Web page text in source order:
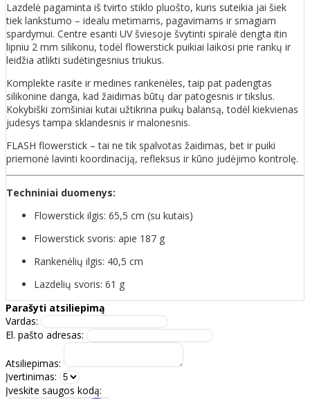
Lazdelė pagaminta iš tvirto stiklo pluošto, kuris suteikia jai šiek
tiek lankstumo – idealu metimams, pagavimams ir smagiam
spardymui. Centre esanti UV šviesoje švytinti spiralė dengta itin
lipniu 2 mm silikonu, todėl flowerstick puikiai laikosi prie rankų ir
leidžia atlikti sudėtingesnius triukus.
Komplekte rasite ir medines rankenėles, taip pat padengtas
silikonine danga, kad žaidimas būtų dar patogesnis ir tikslus.
Kokybiški zomšiniai kutai užtikrina puikų balansą, todėl kiekvienas
judesys tampa sklandesnis ir malonesnis.
FLASH flowerstick – tai ne tik spalvotas žaidimas, bet ir puiki
priemonė lavinti koordinaciją, refleksus ir kūno judėjimo kontrolę.
Techniniai duomenys:
Flowerstick ilgis: 65,5 cm (su kutais)
Flowerstick svoris: apie 187 g
Rankenėlių ilgis: 40,5 cm
Lazdelių svoris: 61 g
Parašyti atsiliepimą
Vardas:
El. pašto adresas:
Atsiliepimas:
Įvertinimas:
Įveskite saugos kodą: